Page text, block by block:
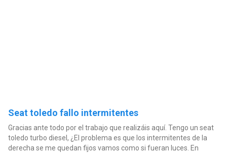
Seat toledo fallo intermitentes
Gracias ante todo por el trabajo que realizáis aquí. Tengo un seat
toledo turbo diesel, ¿El problema es que los intermitentes de la
derecha se me quedan fijos vamos como si fueran luces. En